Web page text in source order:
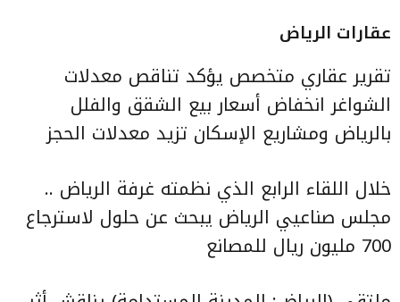
عقارات الرياض
تقرير عقاري متخصص يؤكد تناقص معدلات
الشواغر انخفاض أسعار بيع الشقق والفلل
بالرياض ومشاريع الإسكان تزيد معدلات الحجز
خلال اللقاء الرابع الذي نظمته غرفة الرياض ..
مجلس صناعيي الرياض يبحث عن حلول لاسترجاع
700 مليون ريال للمصانع